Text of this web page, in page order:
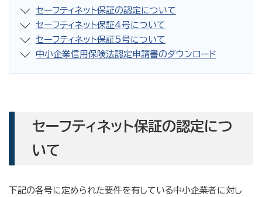
セーフティネット保証の認定について
セーフティネット保証4号について
セーフティネット保証5号について
中小企業信用保険法認定申請書のダウンロード
セーフティネット保証の認定につ
いて
下記の各号に定められた要件を有している中小企業者に対し